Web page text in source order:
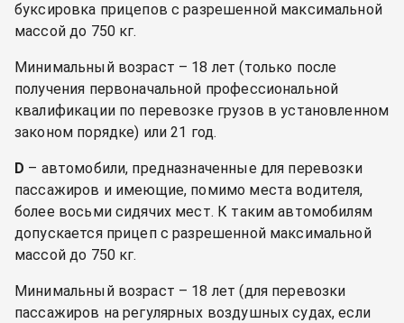
буксировка прицепов с разрешенной максимальной
массой до 750 кг.
Минимальный возраст – 18 лет (только после
получения первоначальной профессиональной
квалификации по перевозке грузов в установленном
законом порядке) или 21 год.
D – автомобили, предназначенные для перевозки
пассажиров и имеющие, помимо места водителя,
более восьми сидячих мест. К таким автомобилям
допускается прицеп с разрешенной максимальной
массой до 750 кг.
Минимальный возраст – 18 лет (для перевозки
пассажиров на регулярных воздушных судах, если